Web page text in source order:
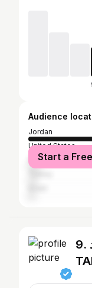
Audience
Jordan
United States
Palestinian
Start a
9. سوبر تليد || S U P E R